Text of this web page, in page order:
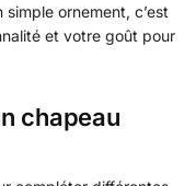
ornement, c’est
et votre goût pour
chapeau